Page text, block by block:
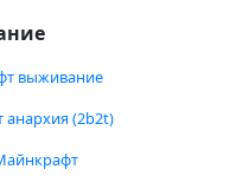
выживание
(2b2t)